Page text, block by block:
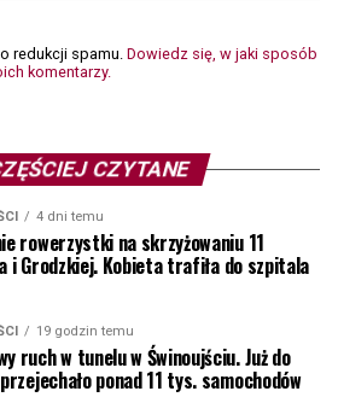
redukcji spamu.Dowiedz się, w jaki sposób
komentarzy.
CZYTANE
4 dni temu
rowerzystki na skrzyżowaniu 11
i Grodzkiej. Kobieta trafiła do szpitala
19 godzin temu
ruch w tunelu w Świnoujściu. Już do
ponad 11 tys. samochodów